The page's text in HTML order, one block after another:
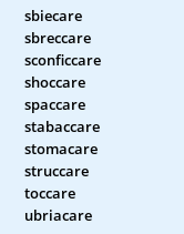
sbiecare
sbreccare
sconficcare
shoccare
spaccare
stabaccare
stomacare
struccare
toccare
ubriacare